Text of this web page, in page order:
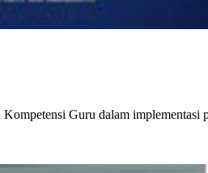
Guru dalam implementasi